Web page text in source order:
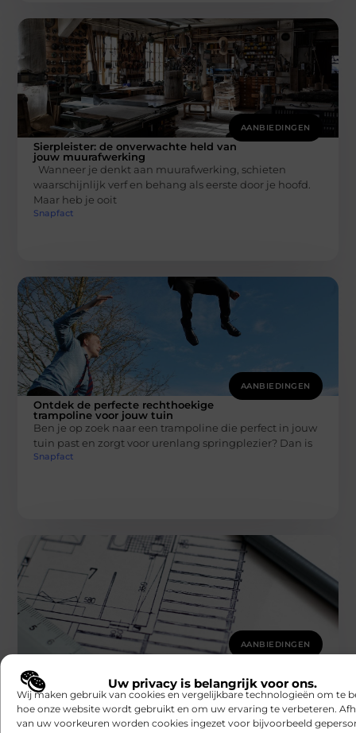
Uw privacy is belangrijk voor ons.
Wij maken gebruik van cookies en vergelijkbare technologieën om te
hoe onze website wordt gebruikt en om uw ervaring te verbeteren.
van uw voorkeuren worden cookies ingezet voor bijvoorbeeld
AANBIEDINGEN
Sierpleister: de onverwachte held van
jouw muurafwerking
Wanneer je denkt aan muurafwerking, schieten
waarschijnlijk verf en behang als eerste door je hoofd.
Maar heb je ooit
Snapfact
AANBIEDINGEN
Ontdek de perfecte rechthoekige
trampoline voor jouw tuin
Ben je op zoek naar een trampoline die perfect in jouw
tuin past en zorgt voor urenlang springplezier? Dan is
Snapfact
AANBIEDINGEN
diamantgereedschap
Een achtergrond met beide voeten in de praktijk Wat
Thomaboor bijzonder maakt, is de achtergrond van het
bedrijf. Het is
Snapfact